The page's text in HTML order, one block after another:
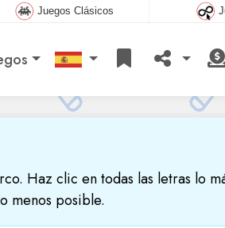
Juegos Clásicos
Haz clic en todas las letras lo
menos posible.